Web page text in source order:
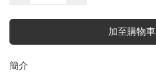
加至購物車
簡介